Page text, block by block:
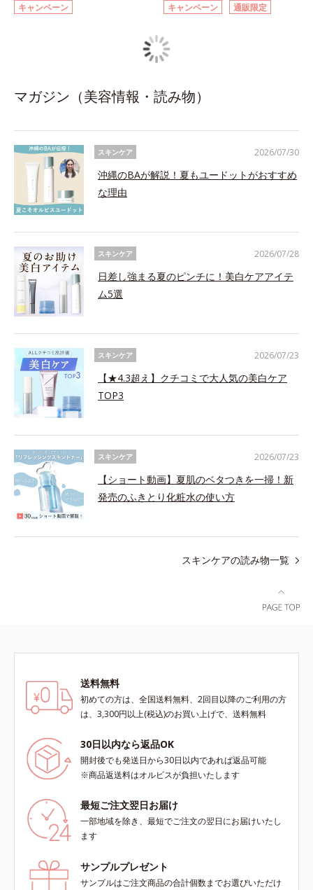
キャンペーン キャンペーン 通販限定
マガジン（美容情報・読み物）
スキンケア
沖縄のBAが解説！夏もユードットがおすすめ
な理由
2026/07/30
スキンケア
日差し強まる夏のピンチに！美白ケアアイテ
ム5選
2026/07/28
スキンケア
【★4.3超え】クチコミで大人気の美白ケア
TOP3
2026/07/23
スキンケア
【ショート動画】夏肌のベタつきを一掃！新
発売のふきとり化粧水の使い方
2026/07/23
スキンケアの読み物一覧
送料無料
初めての方は、全国送料無料、2回目以降のご利用の方
は、3,300円以上(税込)のお買い上げで、送料無料
30日以内なら返品OK
開封後でも発送日から30日以内であれば返品可能
※商品返送料はオルビスが負担いたします
最短ご注文翌日お届け
一部地域を除き、最短でご注文の翌日にお届けいたし
ます
サンプルプレゼント
サンプルはご注文商品の合計個数までお選びいただけ